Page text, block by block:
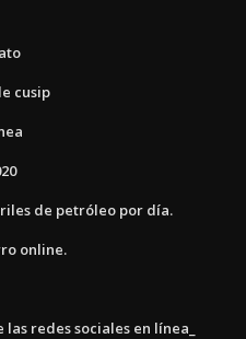
cusip
de petróleo por día.
online.
redes sociales en línea_